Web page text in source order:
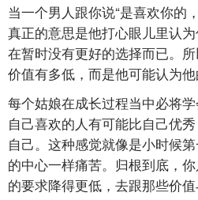
当一个男人跟你说“是喜欢你的
真正的意思是他打心眼儿里认
在暂时没有更好的选择而已。
价值有多低，而是他可能认为他
每个姑娘在成长过程当中必将
自己喜欢的人有可能比自己优
自己。这种感觉就像是小时候
的中心一样痛苦。归根到底，你
的要求降得更低，去跟那些价